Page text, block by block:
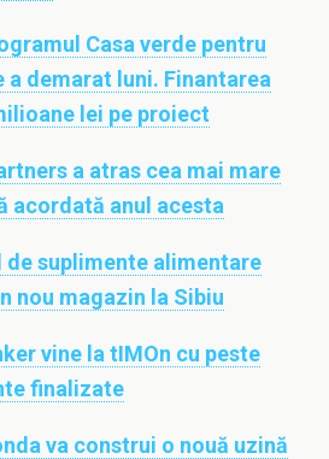
Casa verde pentru
demarat luni. Finantarea
lei pe proiect
a atras cea mai mare
acordată anul acesta
suplimente alimentare
nou magazin la Sibiu
vine la tIMOn cu peste
finalizate
va construi o nouă uzină